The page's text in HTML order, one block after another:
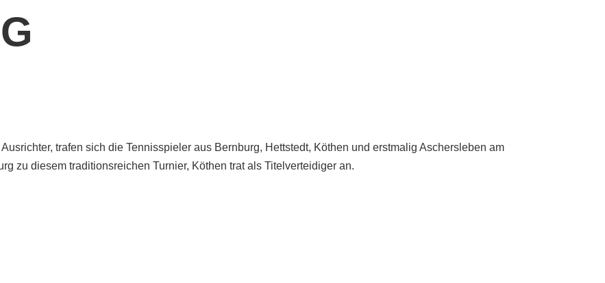
Erwachsene
Jugend
trafen sich die Tennisspieler aus Bernburg, Hettstedt, Köthen und erstmalig Aschersleben am
zu diesem traditionsreichen Turnier, Köthen trat als Titelverteidiger an.